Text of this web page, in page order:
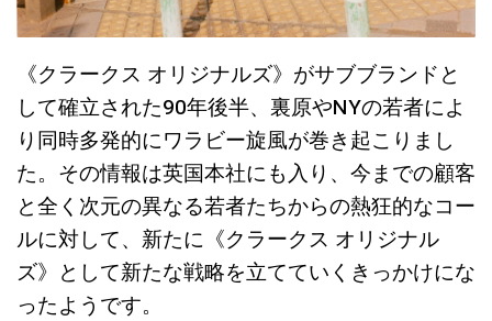
《クラークス オリジナルズ》がサブブランドと
して確立された90年後半、裏原やNYの若者によ
り同時多発的にワラビー旋風が巻き起こりまし
た。その情報は英国本社にも入り、今までの顧客
と全く次元の異なる若者たちからの熱狂的なコー
ルに対して、新たに《クラークス オリジナル
ズ》として新たな戦略を立てていくきっかけにな
ったようです。